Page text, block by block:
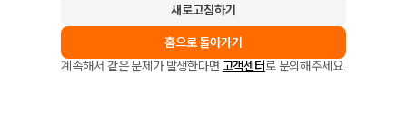
새로고침하기
홈으로 돌아가기
계속해서 같은 문제가 발생한다면 고객센터로 문의해주세요.